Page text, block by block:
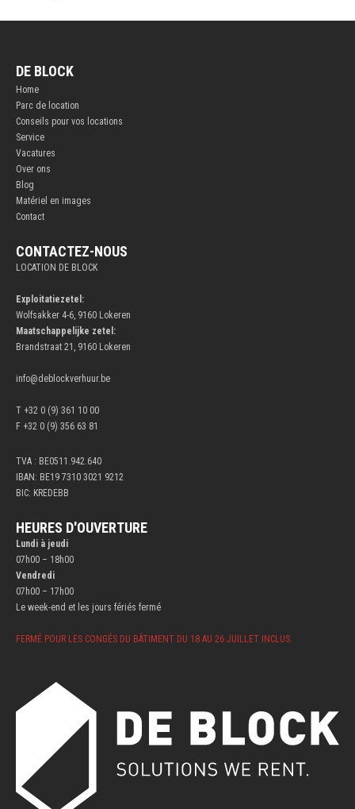
DE BLOCK
Home
Parc de location
Conseils pour vos locations
Service
Vacatures
Over ons
Blog
Matériel en images
Contact
CONTACTEZ-NOUS
LOCATION DE BLOCK
Exploitatiezetel:
Wolfsakker 4-6, 9160 Lokeren
Maatschappelijke zetel:
Brandstraat 21, 9160 Lokeren
info@deblockverhuur.be
T +32 0 (9) 361 10 00
F +32 0 (9) 356 63 81
TVA : BE0511.942.640
IBAN: BE19 7310 3021 9212
BIC: KREDEBB
HEURES D'OUVERTURE
Lundi à jeudi
07h00 – 18h00
Vendredi
07h00 – 17h00
Le week-end et les jours fériés fermé
FERMÉ POUR LES CONGÉS DU BÂTIMENT DU 18 AU 26 JUILLET INCLUS.